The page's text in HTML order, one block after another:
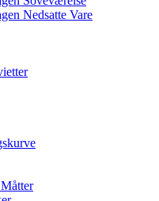
Nedsatte Vare